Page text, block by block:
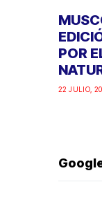
POR
22 JULIO,